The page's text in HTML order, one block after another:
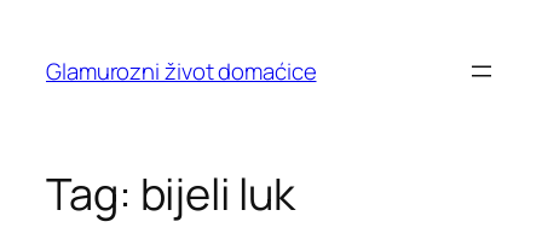
content
Glamurozni život domaćice
Tag: bijeli luk